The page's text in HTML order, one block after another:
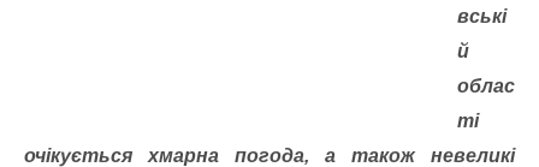
вські
й
облас
ті
очікується хмарна погода, а також невеликі